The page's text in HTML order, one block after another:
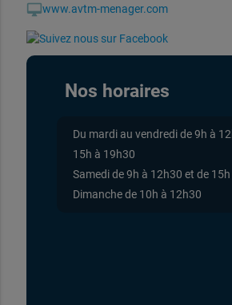
desktop_macwww.avtm-menager.com
Nos horaires
Du mardi au vendredi de 9h à
15h à 19h30
Samedi de 9h à 12h30 et de
Dimanche de 10h à 12h30